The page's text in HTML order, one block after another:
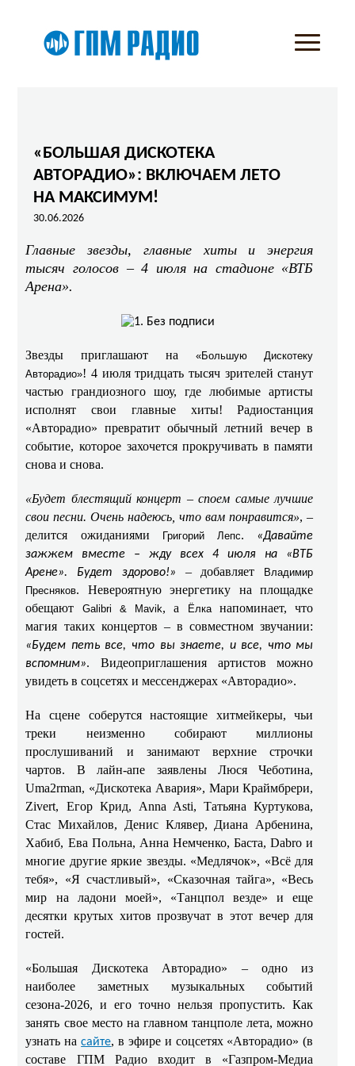
«БОЛЬШАЯ ДИСКОТЕКА
АВТОРАДИО»: ВКЛЮЧАЕМ ЛЕТО
НА МАКСИМУМ!
30.06.2026
Главные звезды, главные хиты и энергия
тысяч голосов – 4 июля на стадионе «ВТБ
Арена».
Звезды приглашают на «Большую Дискотеку
Авторадио»! 4 июля тридцать тысяч зрителей станут
частью грандиозного шоу, где любимые артисты
исполнят свои главные хиты! Радиостанция
«Авторадио» превратит обычный летний вечер в
событие, которое захочется прокручивать в памяти
снова и снова.
«Будет блестящий концерт – споем самые лучшие
свои песни. Очень надеюсь, что вам понравится», –
делится ожиданиями
Григорий Лепс. «Давайте
зажжем вместе – жду всех 4 июля на «ВТБ
Арене». Будет здорово!» – добавляет
Владимир
Пресняков. Невероятную энергетику на площадке
обещают Galibri & Mavik, а Ёлканапоминает, что
магия таких концертов – в совместном звучании:
«Будем петь все, что вы знаете, и все, что мы
вспомним». Видеоприглашения артистов можно
увидеть в соцсетях и мессенджерах «Авторадио».
На сцене соберутся настоящие хитмейкеры, чьи
треки неизменно собирают миллионы
прослушиваний и занимают верхние строчки
чартов. В лайн-апе заявлены Люся Чеботина,
Uma2rman, «Дискотека Авария», Мари Краймбрери,
Zivert, Егор Крид, Anna Asti, Татьяна Куртукова,
Стас Михайлов, Денис Клявер, Диана Арбенина,
Хабиб, Ева Польна, Анна Немченко, Баста, Dabro и
многие другие яркие звезды. «Медлячок», «Всё для
тебя», «Я счастливый», «Сказочная тайга», «Весь
мир на ладони моей», «Танцпол везде» и еще
десятки крутых хитов прозвучат в этот вечер для
гостей.
«Большая Дискотека Авторадио» – одно из
наиболее заметных музыкальных событий
сезона-2026, и его точно нельзя пропустить. Как
занять свое место на главном танцполе лета, можно
узнать насайте, в эфире и соцсетях «Авторадио» (в
составе ГПМ Радио входит в «Газпром-Медиа